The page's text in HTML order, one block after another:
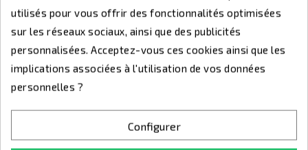
ÉTAPE 2 : ACTIVITÉ
utilisés pour vous offrir des fonctionnalités optimisées
sur les réseaux sociaux, ainsi que des publicités
personnalisées. Acceptez-vous ces cookies ainsi que les
implications associées à l'utilisation de vos données
personnelles ?
Configurer